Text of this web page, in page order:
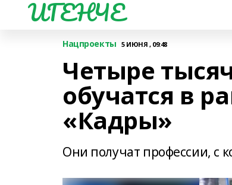
ИГЕНЧЕ
Нацпроекты 5 ИЮНЯ , 09:48
Четыре
обучатся в
«Кадры»
Они получат профессии, с